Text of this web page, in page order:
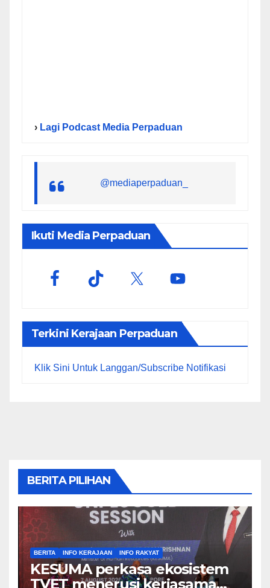
› Lagi Podcast Media Perpaduan
@mediaperpaduan_
Ikuti Media Perpaduan
Terkini Kerajaan Perpaduan
Klik Sini Untuk Langgan/Subscribe Notifikasi
BERITA PILIHAN
BERITA INFO KERAJAAN INFO RAKYAT
KESUMA perkasa ekosistem
TVET menerusi kerjasama